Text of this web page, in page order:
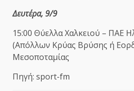
Δευτέρα, 9/9
15:00 Θύελλα Χαλκειού – ΠΑΕ
(Απόλλων Κρύας Βρύσης ή
Μεσοποταμίας
Πηγή: sport-fm